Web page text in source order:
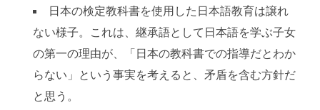
日本の検定教科書を使用した日本語教育は譲れ
ない様子。これは、継承語として日本語を学ぶ子女
の第一の理由が、「日本の教科書での指導だとわか
らない」という事実を考えると、矛盾を含む方針だ
と思う。